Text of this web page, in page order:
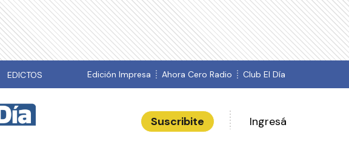
EDICTOS Edición Impresa Ahora Cero Radio Club El Día
Suscribite Ingresá